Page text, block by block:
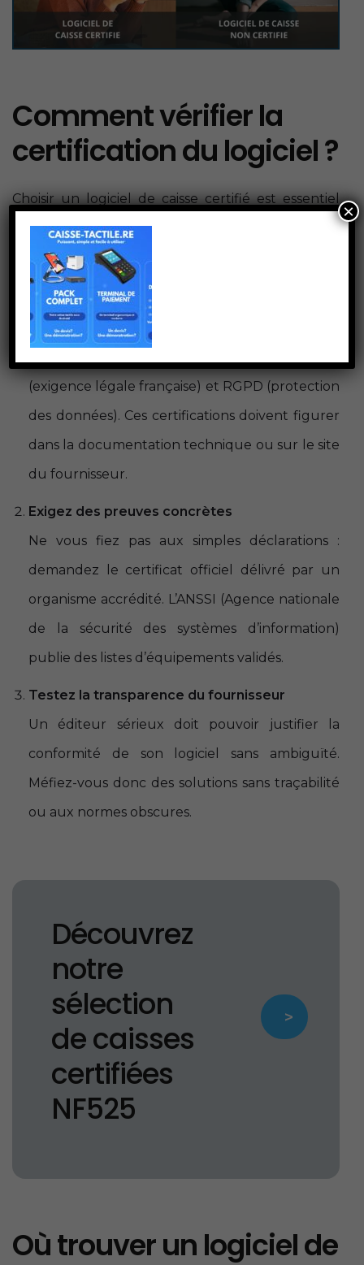
Comment vérifier la
certification du logiciel ?
Choisir un logiciel de caisse certifié est essentiel
pour la sécurité et la conformité de votre
commerce. Voici comment s’assurer de sa validité :
Vérifiez les labels obligatoires
Un logiciel de caisse certifié doit
(exigence légale française) et RGPD (protection
des données). Ces certifications doivent figurer
dans la documentation technique ou sur le site
du fournisseur.
Exigez des preuves concrètes
Ne vous fiez pas aux simples déclarations :
demandez le certificat officiel délivré par un
organisme accrédité. L’ANSSI (Agence nationale
de la sécurité des systèmes d’information)
publie des listes d’équipements validés.
Testez la transparence du fournisseur
Un éditeur sérieux doit pouvoir justifier la
conformité de son logiciel sans ambiguïté.
Méfiez-vous donc des solutions sans traçabilité
ou aux normes obscures.
Découvrez
notre
sélection
de caisses
certifiées
NF525
>
Où trouver un logiciel de
×